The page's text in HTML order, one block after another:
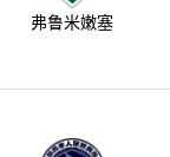
弗鲁米嫩塞